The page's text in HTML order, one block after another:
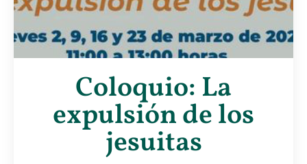
Coloquio: La
expulsión de los
jesuitas